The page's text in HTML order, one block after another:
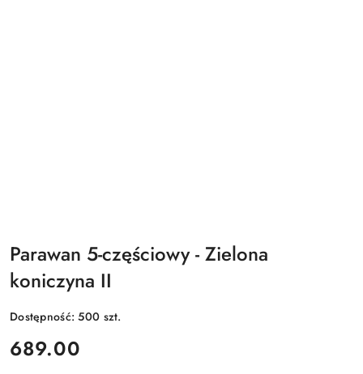
Parawan 5-częściowy - Zielona
koniczyna II
Dostępność:500 szt.
cena:
689.00